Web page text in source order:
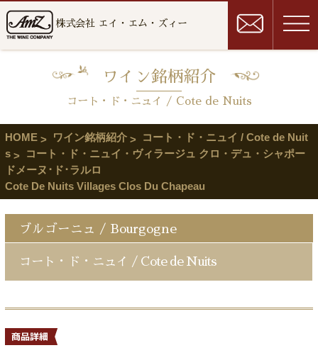
株式会社 エイ・エム・ズィー
ワイン銘柄紹介
コート・ド・ニュイ / Cote de Nuits
HOME ワイン銘柄紹介
コート・ド・ニュイ / Cote de Nuit
s
コート・ド・ニュイ・ヴィラージュ クロ・デュ・シャポー
ドメーヌ･ド･ラルロ
Cote De Nuits Villages Clos Du Chapeau
ブルゴーニュ / Bourgogne
コート・ド・ニュイ / Cote de Nuits